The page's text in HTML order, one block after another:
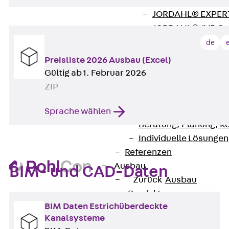
JORDAHL®
JORDAHL® JVB
ISODESIGN
Beratung, Planung,
Individuelle Lösungen
Referenzen
Ausbau
Zurück Ausbau
Produkte
Zurück
de
Preisliste 2026 Ausbau (Excel)
Gültig ab 1. Februar 2026
ZIP
Sprache wählen
BIM- und CAD-Daten
BIM Daten Estrichüberdeckte
Kanalsysteme